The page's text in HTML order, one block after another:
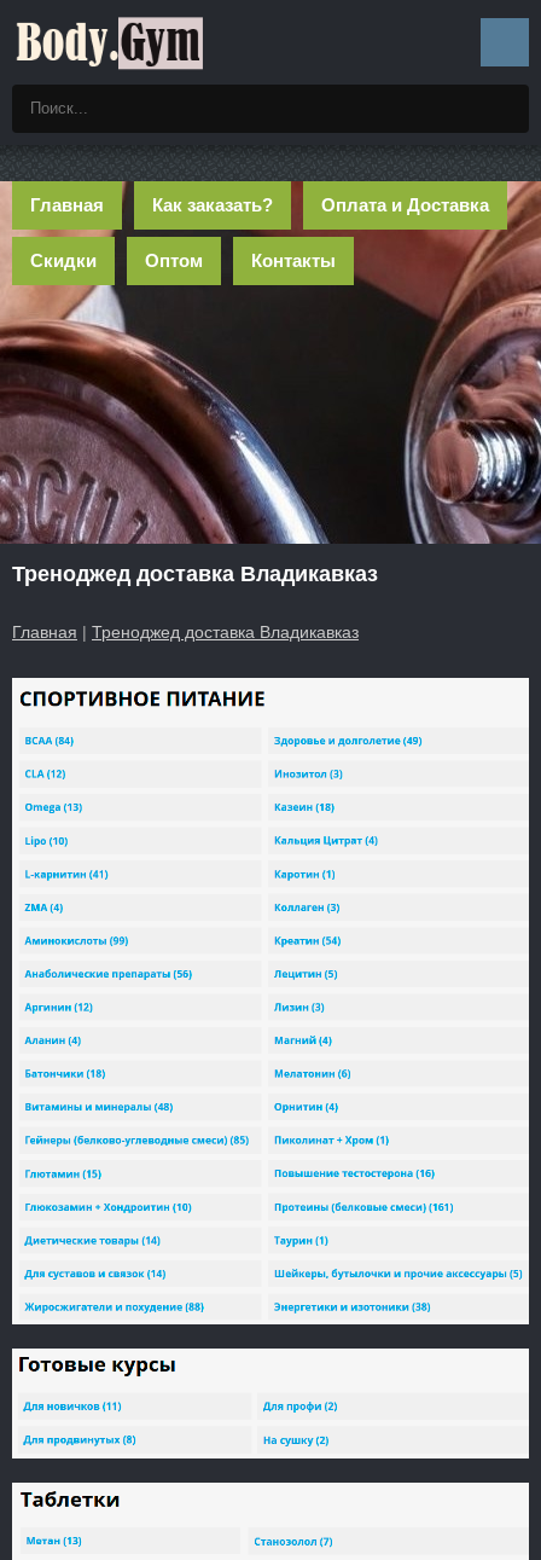
Главная Как заказать? Оплата и Доставка
Скидки Оптом Контакты
Треноджед доставка Владикавказ
Главная | Треноджед доставка Владикавказ